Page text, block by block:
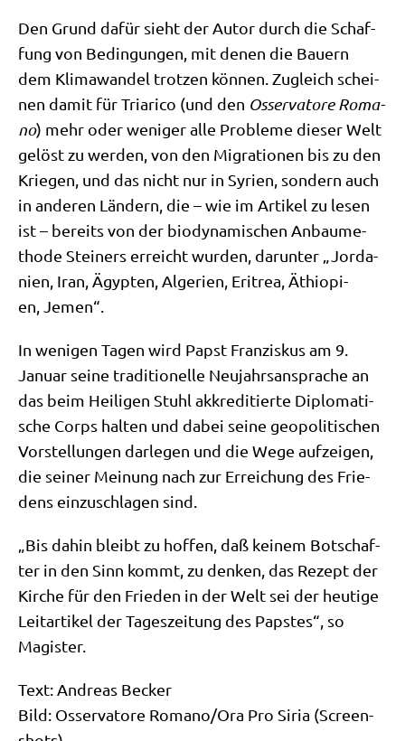
Den Grund dafür sieht der Autor durch die Schaf­
fung von Bedin­gun­gen, mit denen die Bau­ern
dem Kli­ma­wan­del trot­zen kön­nen. Zugleich schei­
nen damit für Tria­ri­co (und den Osser­va­to­re Roma­
no) mehr oder weni­ger alle Pro­ble­me die­ser Welt
gelöst zu wer­den, von den Migra­tio­nen bis zu den
Krie­gen, und das nicht nur in Syri­en, son­dern auch
in ande­ren Län­dern, die – wie im Arti­kel zu lesen
ist – bereits von der bio­dy­na­mi­schen Anbau­me­
tho­de Stei­ners erreicht wur­den, dar­un­ter „Jor­da­
ni­en, Iran, Ägyp­ten, Alge­ri­en, Eri­trea, Äthio­pi­
en, Jemen“.
In weni­gen Tagen wird Papst Fran­zis­kus am 9.
Janu­ar sei­ne tra­di­tio­nel­le Neu­jahrs­an­spra­che an
das beim Hei­li­gen Stuhl akkre­di­tier­te Diplo­ma­ti­
sche Corps hal­ten und dabei sei­ne geo­po­li­ti­schen
Vor­stel­lun­gen dar­le­gen und die Wege auf­zei­gen,
die sei­ner Mei­nung nach zur Errei­chung des Frie­
dens ein­zu­schla­gen sind.
„Bis dahin bleibt zu hof­fen, daß kei­nem Bot­schaf­
ter in den Sinn kommt, zu den­ken, das Rezept der
Kir­che für den Frie­den in der Welt sei der heu­ti­ge
Leit­ar­ti­kel der Tages­zei­tung des Pap­stes“, so
Magister.
Text: Andre­as Becker
Bild: Osser­va­to­re Romano/​Ora Pro Siria (Screen­